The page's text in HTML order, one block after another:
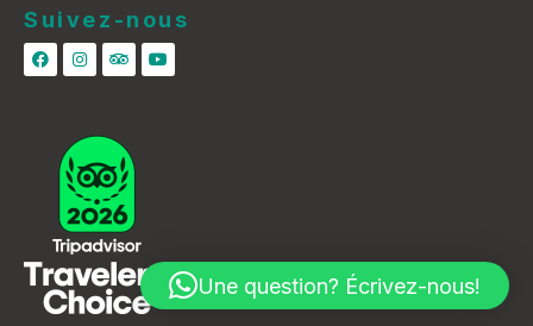
Suivez-nous
Une question? Écrivez-nous!